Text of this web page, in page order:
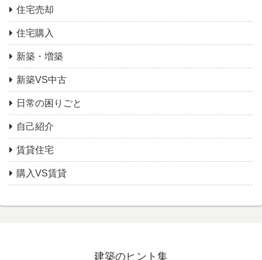
住宅売却
住宅購入
新築・増築
新築VS中古
日常の困りごと
自己紹介
賃貸住宅
購入VS賃貸
建築のヒント集